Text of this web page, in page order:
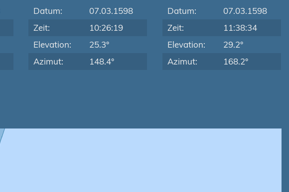
Datum:
07.03.1598
Zeit:
10:26:19
Elevation:
25.3°
Azimut:
148.4°
Datum:
07.03.1598
Zeit:
11:38:34
Elevation:
29.2°
Azimut:
168.2°